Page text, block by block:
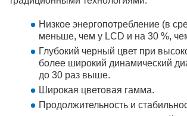
Низкое энергопотребление (в
меньше, чем у LCD и на 30 %,
Глубокий черный цвет при
более широкий динамический
до 30 раз выше.
Широкая цветовая гамма.
Продолжительность и